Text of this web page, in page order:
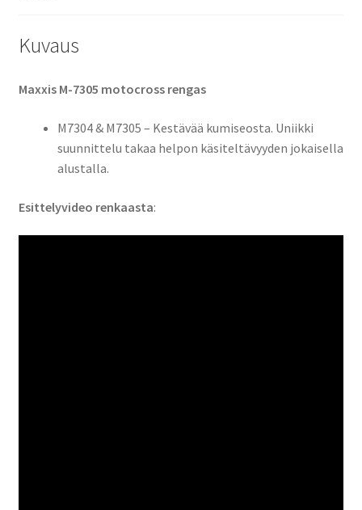
Kuvaus
Maxxis M-7305 motocross rengas
M7304 & M7305 – Kestävää kumiseosta. Uniikki
suunnittelu takaa helpon käsiteltävyyden jokaisella
alustalla.
Esittelyvideo renkaasta: